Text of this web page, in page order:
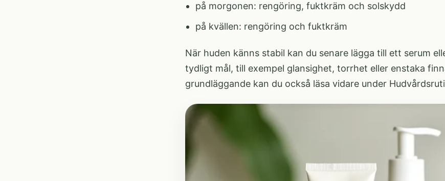
på morgonen: rengöring, fuktkräm och solskydd
på kvällen: rengöring och fuktkräm
När huden känns stabil kan du senare lägga till ett serum
tydligt mål, till exempel glansighet, torrhet eller enstaka
grundläggande kan du också läsa vidare under